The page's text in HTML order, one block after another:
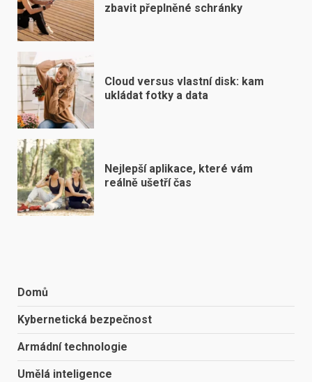
zbavit přeplněné schránky
Cloud versus vlastní disk: kam
ukládat fotky a data
Nejlepší aplikace, které vám
reálně ušetří čas
Domů
Kybernetická bezpečnost
Armádní technologie
Umělá inteligence